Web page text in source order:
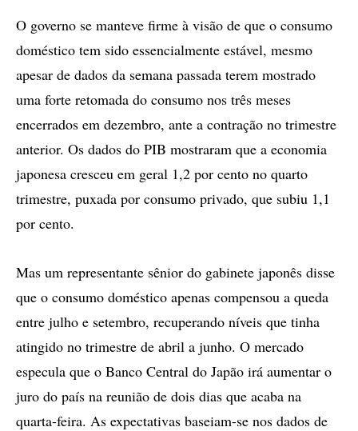
O governo se manteve firme à visão de que o consumo
doméstico tem sido essencialmente estável, mesmo
apesar de dados da semana passada terem mostrado
uma forte retomada do consumo nos três meses
encerrados em dezembro, ante a contração no trimestre
anterior. Os dados do PIB mostraram que a economia
japonesa cresceu em geral 1,2 por cento no quarto
trimestre, puxada por consumo privado, que subiu 1,1
por cento.
Mas um representante sênior do gabinete japonês disse
que o consumo doméstico apenas compensou a queda
entre julho e setembro, recuperando níveis que tinha
atingido no trimestre de abril a junho. O mercado
especula que o Banco Central do Japão irá aumentar o
juro do país na reunião de dois dias que acaba na
quarta-feira. As expectativas baseiam-se nos dados de